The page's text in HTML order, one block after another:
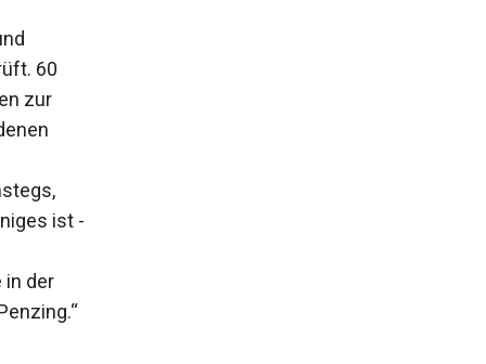
60
zur
ist
in der